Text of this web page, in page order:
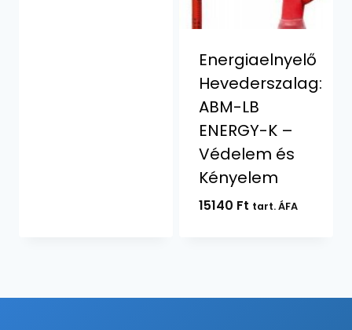
Energiaelnyelő
Hevederszalag:
ABM-LB
ENERGY-K –
Védelem és
Kényelem
15140 Ft tart. ÁFA